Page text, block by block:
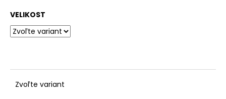
VELIKOST
Zvoľte variant
d
p
o
č
a